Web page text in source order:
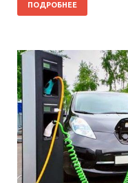
ПОДРОБНЕЕ